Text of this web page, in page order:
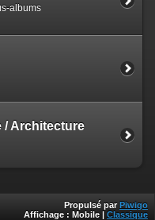
albums
/ Architecture
Propulsé par Piwigo
Affichage : Mobile Classique